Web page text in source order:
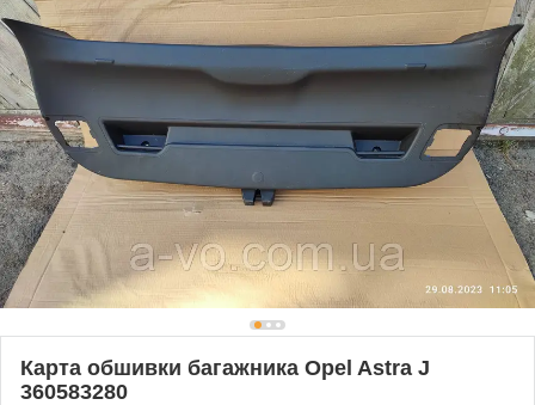
Карта обшивки багажника Opel Astra J
360583280